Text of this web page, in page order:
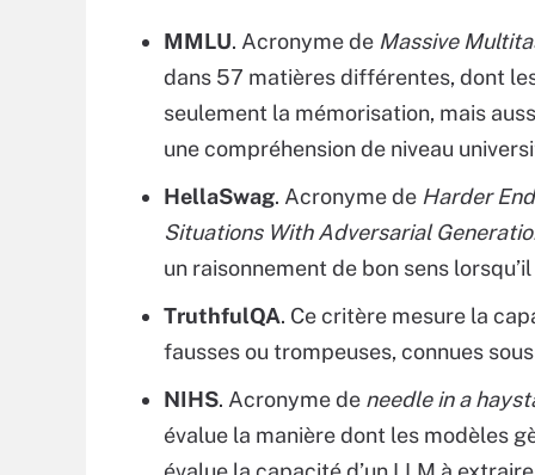
MMLU. Acronyme de Massive
dans 57 matières différentes, dont
seulement la mémorisation, mais
une compréhension de niveau
HellaSwag. Acronyme de Harder
Situations With Adversarial
un raisonnement de bon sens
TruthfulQA. Ce critère mesure la
fausses ou trompeuses, connues
NIHS. Acronyme de needle in a
évalue la manière dont les modèles